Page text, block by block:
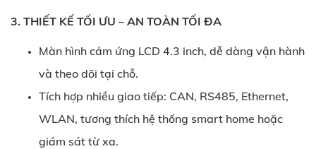
3. THIẾT KẾ TỐI ƯU – AN TOÀN TỐI ĐA
Màn hình cảm ứng LCD 4.3 inch, dễ dàng vận hành
và theo dõi tại chỗ.
Tích hợp nhiều giao tiếp: CAN, RS485, Ethernet,
WLAN, tương thích hệ thống smart home hoặc
giám sát từ xa.